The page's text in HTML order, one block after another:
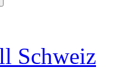
Schweiz